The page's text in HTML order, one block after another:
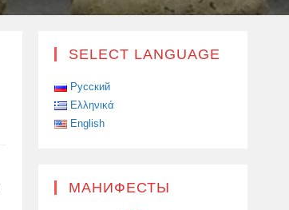
SELECT LANGUAGE
Русский
Ελληνικά
English
МАНИФЕСТЫ